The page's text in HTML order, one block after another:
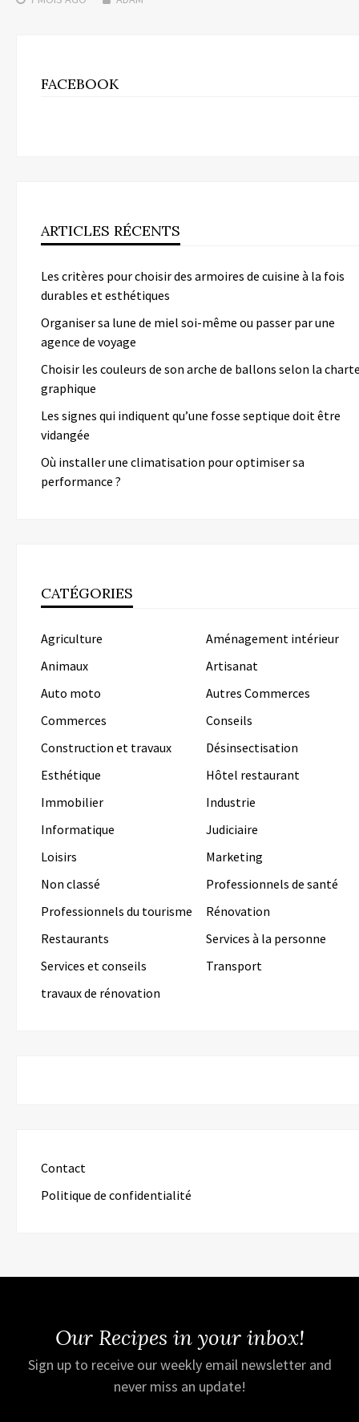
FACEBOOK
ARTICLES RÉCENTS
Les critères pour choisir des armoires de cuisine à la fois
durables et esthétiques
Organiser sa lune de miel soi-même ou passer par une
agence de voyage
Choisir les couleurs de son arche de ballons selon la
graphique
Les signes qui indiquent qu’une fosse septique doit être
vidangée
Où installer une climatisation pour optimiser sa
performance ?
CATÉGORIES
Agriculture
Aménagement intérieur
Animaux
Artisanat
Auto moto
Autres Commerces
Commerces
Conseils
Construction et travaux
Désinsectisation
Esthétique
Hôtel restaurant
Immobilier
Industrie
Informatique
Judiciaire
Loisirs
Marketing
Non classé
Professionnels de santé
Professionnels du tourisme
Rénovation
Restaurants
Services à la personne
Services et conseils
Transport
travaux de rénovation
Contact
Politique de confidentialité
Our Recipes in your inbox!
Sign up to receive our weekly email newsletter and
never miss an update!